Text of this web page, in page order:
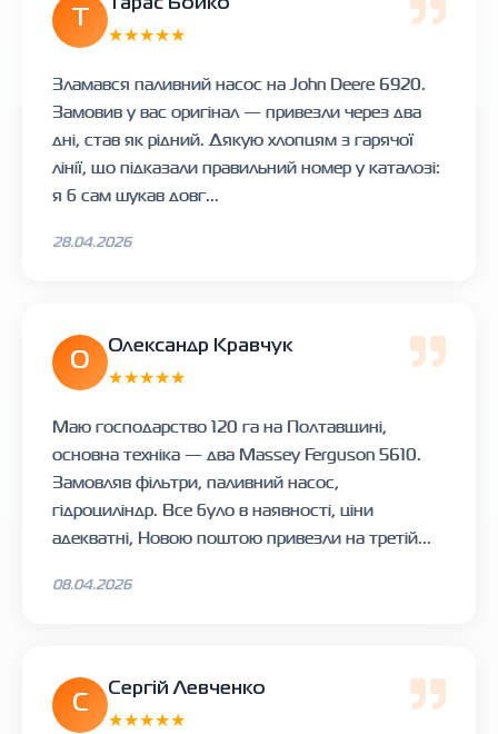
Тарас Бойко
★★★★★
Зламався паливний насос на John Deere 6920.
Замовив у вас оригінал — привезли через два
дні, став як рідний. Дякую хлопцям з гарячої
лінії, що підказали правильний номер у каталозі:
я б сам шукав довг...
28.04.2026
О
Олександр Кравчук
★★★★★
Маю господарство 120 га на Полтавщині,
основна техніка — два Massey Ferguson 5610.
Замовляв фільтри, паливний насос,
гідроциліндр. Все було в наявності, ціни
адекватні, Новою поштою привезли на третій...
08.04.2026
С
Сергій Левченко
★★★★★